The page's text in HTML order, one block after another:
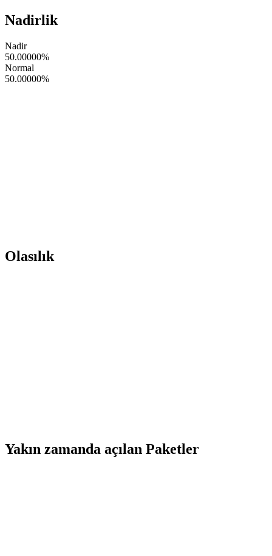
Nadirlik
Nadir
50.00000%
Normal
50.00000%
Olasılık
Yakın zamanda açılan Paketler